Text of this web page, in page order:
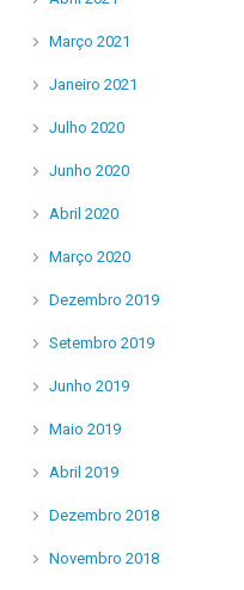
Março 2021
Janeiro 2021
Julho 2020
Junho 2020
Abril 2020
Março 2020
Dezembro 2019
Setembro 2019
Junho 2019
Maio 2019
Abril 2019
Dezembro 2018
Novembro 2018